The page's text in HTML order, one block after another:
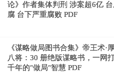
论》作者集体判刑 涉案超6亿
腐 台下严重腐败 PDF
《谋略做局图书合集》帝王术·
八将：30 册绝版谋略书，一网
千年的"做局"智慧 PDF